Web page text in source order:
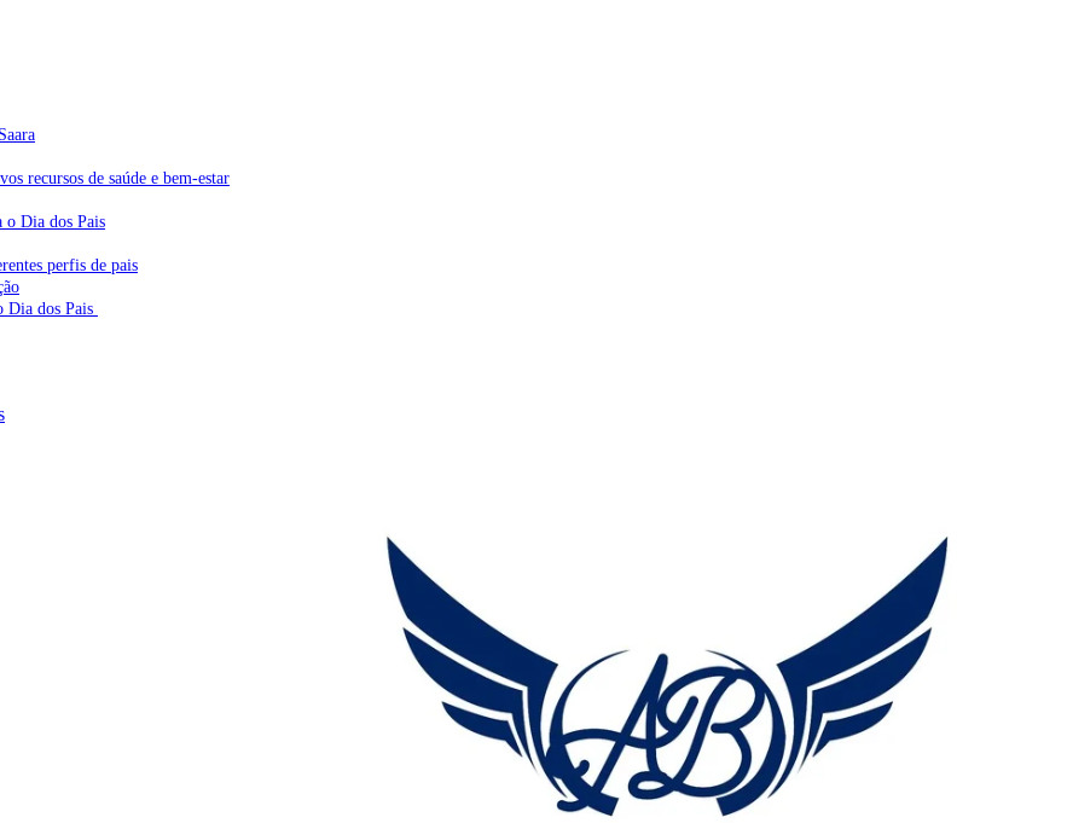
recursos de saúde e bem-estar
o Dia dos Pais
perfis de pais
Dia dos Pais